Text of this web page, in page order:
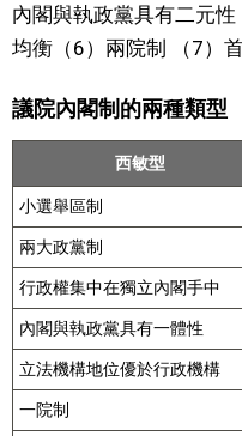
內閣與執政黨具有二元
均衡（6）兩院制 （7）首
議院內閣制的兩種類型
西敏型
小選舉區制
兩大政黨制
行政權集中在獨立內閣手中
內閣與執政黨具有一體性
立法機構地位優於行政機構
一院制